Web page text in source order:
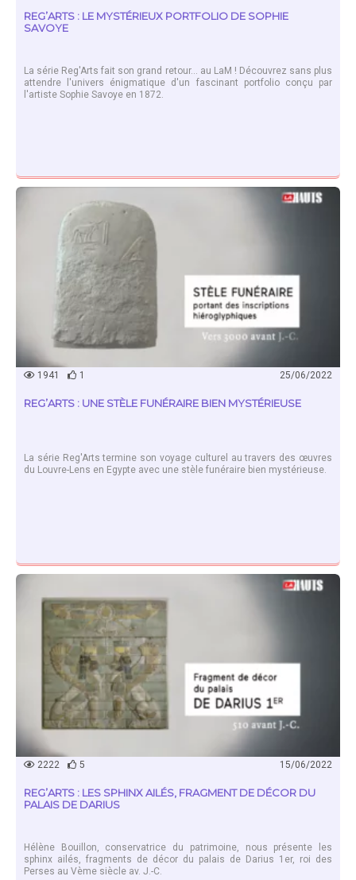
REG’ARTS : LE MYSTÉRIEUX PORTFOLIO DE SOPHIE
SAVOYE
La série Reg'Arts fait son grand retour... au LaM ! Découvrez sans plus
attendre l'univers énigmatique d'un fascinant portfolio conçu par
l'artiste Sophie Savoye en 1872.
1941 1 25/06/2022
REG’ARTS : UNE STÈLE FUNÉRAIRE BIEN MYSTÉRIEUSE
La série Reg'Arts termine son voyage culturel au travers des œuvres
du Louvre-Lens en Egypte avec une stèle funéraire bien mystérieuse.
EN SAVOIR PLUS
2222 5 15/06/2022
REG’ARTS : LES SPHINX AILÉS, FRAGMENT DE DÉCOR DU
PALAIS DE DARIUS
Hélène Bouillon, conservatrice du patrimoine, nous présente les
sphinx ailés, fragments de décor du palais de Darius 1er, roi des
Perses au Vème siècle av. J.-C.